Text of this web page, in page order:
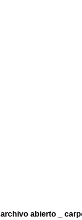
archivo abierto